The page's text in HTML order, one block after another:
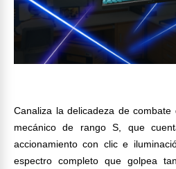
Canaliza la delicadeza de
mecánico de rango S, que
accionamiento con clic e
espectro completo que golpea